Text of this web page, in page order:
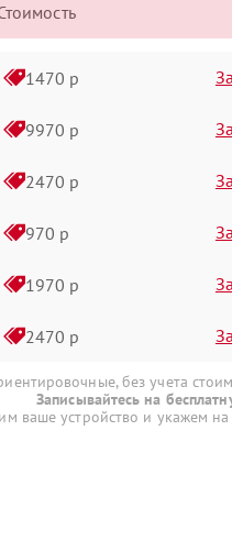
1470 р
9970 р
2470 р
970 р
1970 р
2470 р
без учета
Записывайтесь на
ваше устройство и укажем на